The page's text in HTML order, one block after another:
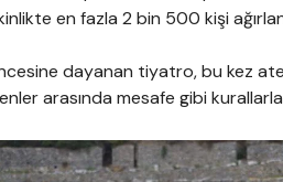
en fazla 2 bin 500 kişi
dayanan tiyatro, bu kez
arasında mesafe gibi